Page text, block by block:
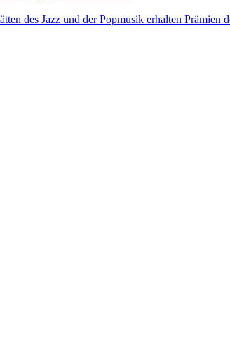
des Jazz und der Popmusik erhalten Prämien